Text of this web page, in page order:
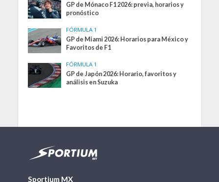
GP de Mónaco F1 2026: previa, horarios y
pronóstico
FÓRMULA 1
GP de Miami 2026: Horarios para México y
Favoritos de F1
FÓRMULA 1
GP de Japón 2026: Horario, favoritos y
análisis en Suzuka
Sportium MX